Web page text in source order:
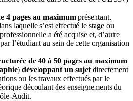
4 pages au maximum présentant,
laquelle s’est effectué le stage ou
a été acquise et, d’autre
l’étudiant au sein de cette organisation
de 40 à 50 pages au maximum
développant un sujet directement
ou les travaux effectués par le
découlant des enseignements du
Audit.